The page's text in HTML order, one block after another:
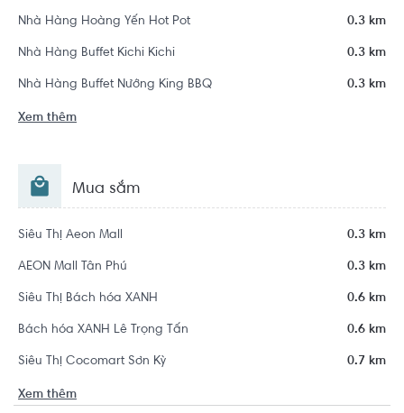
Nhà Hàng Hoàng Yến Hot Pot 0.3 km
Nhà Hàng Buffet Kichi Kichi 0.3 km
Nhà Hàng Buffet Nướng King BBQ 0.3 km
Xem thêm
Mua sắm
Siêu Thị Aeon Mall 0.3 km
AEON Mall Tân Phú 0.3 km
Siêu Thị Bách hóa XANH 0.6 km
Bách hóa XANH Lê Trọng Tấn 0.6 km
Siêu Thị Cocomart Sơn Kỳ 0.7 km
Xem thêm